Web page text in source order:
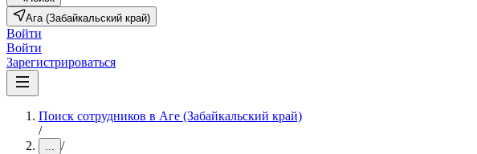
Ага (Забайкальский край)
Войти
Войти
Зарегистрироваться
Поиск сотрудников в Аге (Забайкальский край)
/
... /